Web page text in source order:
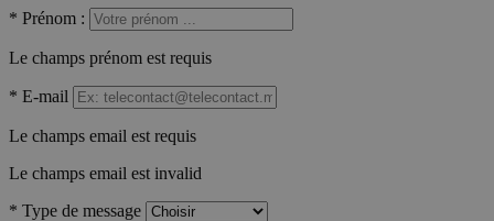
* Prénom :
Le champs prénom est requis
* E-mail
Le champs email est requis
Le champs email est invalid
* Type de message